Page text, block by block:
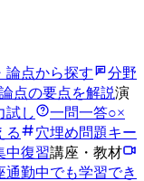
論点から探す
分野
論点の要点を解説演
試し 一問一答○×
る 穴埋め問題キー
中復習講座・教材
通勤中でも学習でき